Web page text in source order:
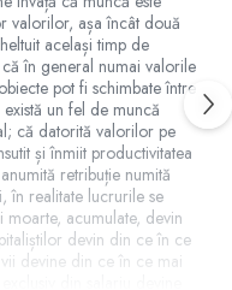
valorilor, așa încât două
același timp de
în general numai valorile
pot fi schimbate între
un fel de muncă
că datorită valorilor pe
și înmiit productivitatea
retribuție numită
în realitate lucrurile se
acumulate, devin
devin din ce în ce
devine din ce în ce mai